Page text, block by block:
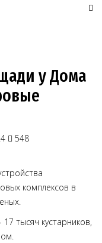
у Дома
548
комплексов в
тысяч кустарников,